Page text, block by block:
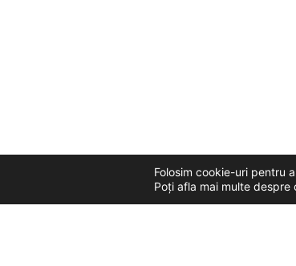
Folosim cookie-uri pentru
Poți afla mai multe